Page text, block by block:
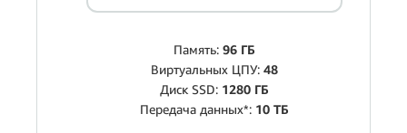
Память: 96 ГБ
Виртуальных ЦПУ: 48
Диск SSD: 1280 ГБ
Передача данных*: 10 ТБ